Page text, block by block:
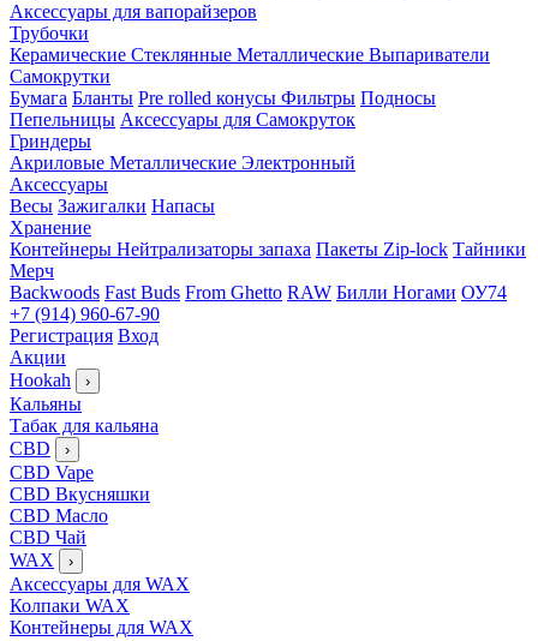
Аксессуары для вапорайзеров
Трубочки
Керамические Стеклянные Металлические Выпариватели
Самокрутки
Бумага Бланты Pre rolled конусы Фильтры Подносы
Пепельницы Аксессуары для Самокруток
Гриндеры
Акриловые Металлические Электронный
Аксессуары
Весы Зажигалки Напасы
Хранение
Контейнеры Нейтрализаторы запаха Пакеты Zip-lock Тайники
Мерч
Backwoods Fast Buds From Ghetto RAW Билли Ногами ОУ74
+7 (914) 960-67-90
Регистрация Вход
Акции
Hookah
›
Кальяны
Табак для кальяна
CBD
›
CBD Vape
CBD Вкусняшки
CBD Масло
CBD Чай
WAX
›
Аксессуары для WAX
Колпаки WAX
Контейнеры для WAX